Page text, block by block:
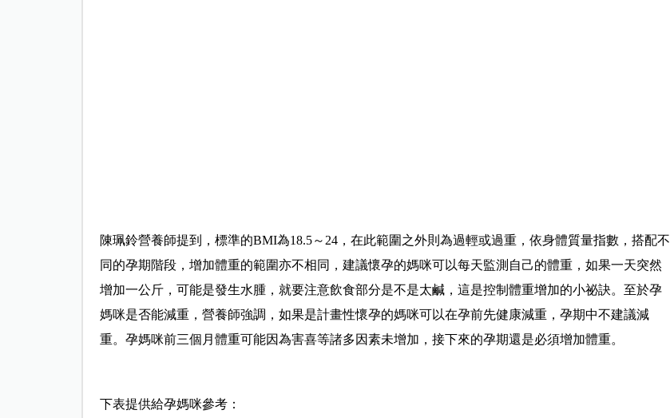
陳珮鈴營養師提到，標準的BMI為18.5～24，在此範圍之外則為過輕或過重，依身體質量指數，搭配不
同的孕期階段，增加體重的範圍亦不相同，建議懷孕的媽咪可以每天監測自己的體重，如果一天突然
增加一公斤，可能是發生水腫，就要注意飲食部分是不是太鹹，這是控制體重增加的小祕訣。至於孕
媽咪是否能減重，營養師強調，如果是計畫性懷孕的媽咪可以在孕前先健康減重，孕期中不建議減
重。孕媽咪前三個月體重可能因為害喜等諸多因素未增加，接下來的孕期還是必須增加體重。
下表提供給孕媽咪參考：